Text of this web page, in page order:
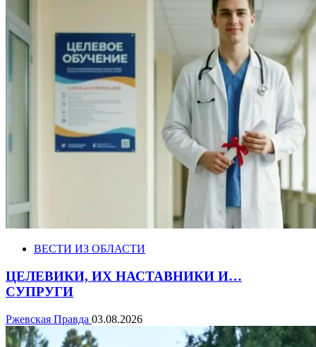
ВЕСТИ ИЗ ОБЛАСТИ
ЦЕЛЕВИКИ, ИХ НАСТАВНИКИ И…
СУПРУГИ
Ржевская Правда 03.08.2026